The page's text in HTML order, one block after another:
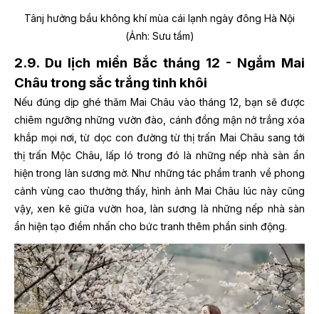
Tânj hưởng bầu không khí mùa cái lạnh ngày đông Hà Nội
(Ảnh: Sưu tầm)
2.9. Du lịch miền Bắc tháng 12 - Ngắm Mai
Châu trong sắc trắng tinh khôi
Nếu đúng dịp ghé thăm Mai Châu vào tháng 12, bạn sẽ được
chiêm ngưỡng những vườn đào, cánh đồng mận nở trắng xóa
khắp mọi nơi, từ dọc con đường từ thị trấn Mai Châu sang tới
thị trấn Mộc Châu, lấp ló trong đó là những nếp nhà sàn ẩn
hiện trong làn sương mờ. Như những tác phẩm tranh về phong
cảnh vùng cao thường thấy, hình ảnh Mai Châu lúc này cũng
vậy, xen kẽ giữa vườn hoa, làn sương là những nếp nhà sàn
ẩn hiện tạo điểm nhấn cho bức tranh thêm phần sinh động.